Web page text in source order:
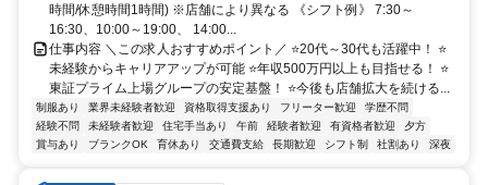
時間/休憩時間1時間) ※店舗により異なる 《シフト例》 7:30～
16:30、10:00～19:00、 14:00...
仕事内容 ＼この求人おすすめポイント／ ⭐20代～30代も活躍中！ ⭐
未経験からキャリアアップが可能 ⭐年収500万円以上も目指せる！ ⭐
東証プライム上場グループの安定基盤！ ⭐今後も店舗拡大を続ける...
制服あり 業界未経験者歓迎 資格取得支援あり フリーター歓迎
学歴不問
経験不問
未経験者歓迎 住宅手当あり 午前 経験者歓迎 有資格者歓迎
夕方
賞与あり
ブランクOK 育休あり 交通費支給 長期歓迎 シフト制 社割あり 深夜